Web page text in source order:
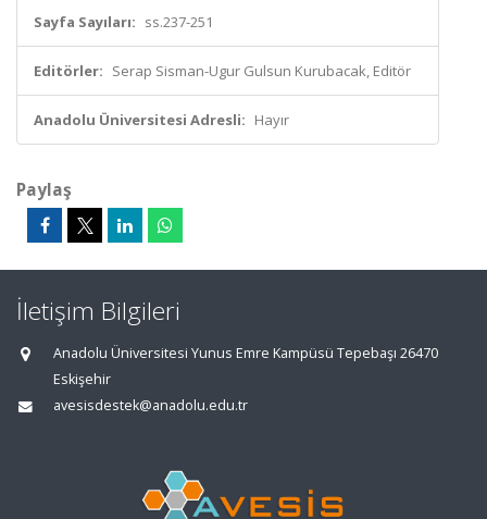
Sayfa Sayıları: ss.237-251
Editörler: Serap Sisman-Ugur Gulsun Kurubacak, Editör
Anadolu Üniversitesi Adresli: Hayır
Paylaş
İletişim Bilgileri
Anadolu Üniversitesi Yunus Emre Kampüsü Tepebaşı 26470
Eskişehir
avesisdestek@anadolu.edu.tr